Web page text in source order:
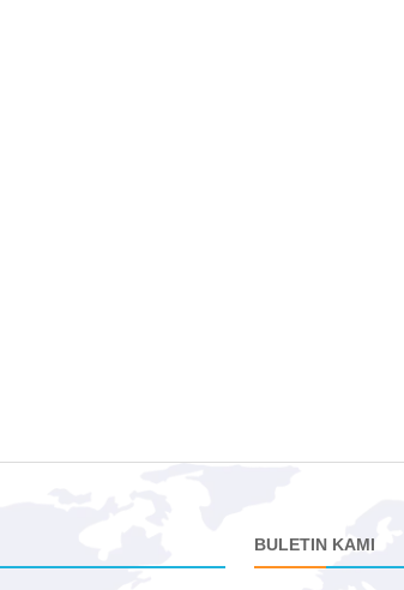
BULETIN KAMI